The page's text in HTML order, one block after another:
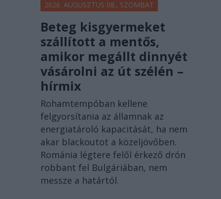
2026. AUGUSZTUS 08., SZOMBAT
Beteg kisgyermeket
szállított a mentős,
amikor megállt dinnyét
vásárolni az út szélén –
hírmix
Rohamtempóban kellene
felgyorsítania az államnak az
energiatároló kapacitását, ha nem
akar blackoutot a közeljövőben.
Románia légtere felől érkező drón
robbant fel Bulgáriában, nem
messze a határtól.